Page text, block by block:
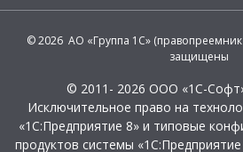
© 2026 АО «Группа 1С» (правопреемник
защищены
© 2011- 2026 ООО «1С-
Исключительное право на
«1С:Предприятие 8» и типовые
продуктов системы